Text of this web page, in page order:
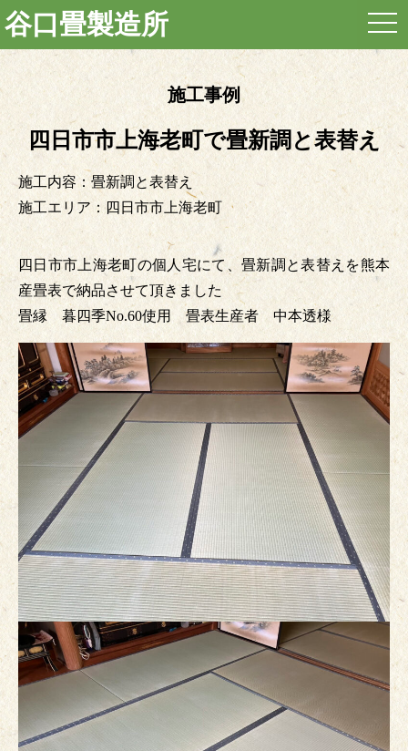
谷口畳製造所
施工事例
四日市市上海老町で畳新調と表替え
施工内容：畳新調と表替え
施工エリア：四日市市上海老町
四日市市上海老町の個人宅にて、畳新調と表替えを熊本
産畳表で納品させて頂きました
畳縁 暮四季No.60使用 畳表生産者 中本透様